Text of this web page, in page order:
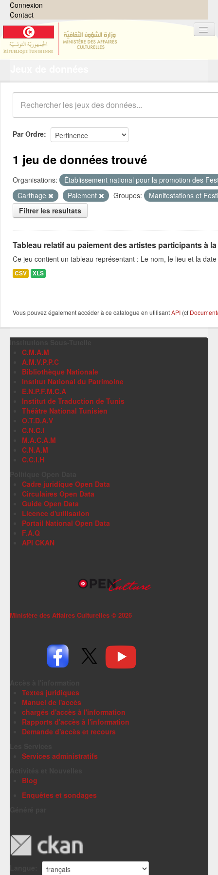
Connexion
Contact
Organisations
Groupes
Demandes 0
À propos
Par Ordre
1 jeu de données trouvé
Organisations:
Établissement national pour la promotion des
Carthage
Paiement Groupes:
Manifestations et
Filtrer les resultats
Tableau relatif au paiement des artistes participants à
Ce jeu contient un tableau représentant : Le nom, le lieu et la
CSV XLS
Vous pouvez également accéder à ce catalogue en utilisantAPI (cf
C.M.A.M
A.M.V.P.P.C
Bibliothèque Nationale
Institut National du Patrimoine
E.N.P.F.M.C.A
Institut de Traduction de Tunis
Théâtre National Tunisien
O.T.D.A.V
C.N.C.I
M.A.C.A.M
C.N.A.M
C.C.I.H
Cadre juridique Open Data
Circulaires Open Data
Guide Open Data
Licence d'utilisation
Portail National Open Data
F.A.Q
API CKAN
Ministère des Affaires Culturelles © 2026
Textes juridiques
Manuel de l'accès
chargés d'accès à l'information
Rapports d'accès à l'information
Demande d'accès et recours
Services administratifs
Blog
Enquêtes et sondages